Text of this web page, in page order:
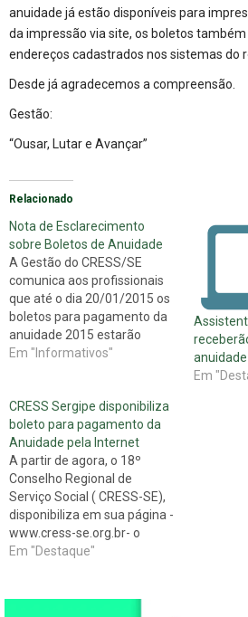
anuidade já estão disponíveis para
da impressão via site, os boletos
endereços cadastrados nos sistemas do
Desde já agradecemos a compreensão.
Gestão:
“Ousar, Lutar e Avançar”
Relacionado
Nota de Esclarecimento
sobre Boletos de Anuidade
A Gestão do CRESS/SE
comunica aos profissionais
que até o dia 20/01/2015 os
boletos para pagamento da
anuidade 2015 estarão
disponíveis no site para
dos boletos via site deve-se
à necessidade de
sincronização de dados e
informações pertinentes à
geração do documento de…
Em "Informativos"
anuidade
Em
CRESS Sergipe disponibiliza
boleto para pagamento da
Anuidade pela Internet
A partir de agora, o 18º
Conselho Regional de
Serviço Social ( CRESS-SE),
disponibiliza em sua página -
www.cress-se.org.br- o
boleto de anuência para
Em "Destaque"